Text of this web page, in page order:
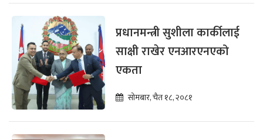
प्रधानमन्त्री सुशीला कार्कीलाई
साक्षी राखेर एनआरएनएको
एकता
सोमबार, चैत १८, २०८१